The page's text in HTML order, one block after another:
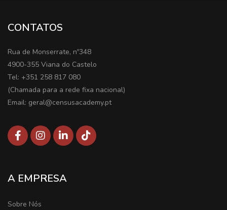
CONTATOS
Rua de Monserrate, nº348
4900-355 Viana do Castelo
Tel: +351 258 817 080
(Chamada para a rede fixa nacional)
Email: geral@censusacademy.pt
A EMPRESA
Sobre Nós